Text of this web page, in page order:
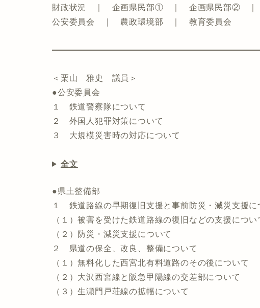
財政状況 ｜ 企画県民部① ｜ 企画県民部② ｜
公安委員会 ｜ 農政環境部 ｜ 教育委員会
＜栗山 雅史 議員＞
●公安委員会
１ 鉄道警察隊について
２ 外国人犯罪対策について
３ 大規模災害時の対応について
全文
●県土整備部
１ 鉄道路線の早期復旧支援と事前防災・減災支援に
（１）被害を受けた鉄道路線の復旧などの支援につい
（２）防災・減災支援について
２ 県道の保全、改良、整備について
（１）無料化した西宮北有料道路のその後について
（２）大沢西宮線と阪急甲陽線の交差部について
（３）生瀬門戸荘線の拡幅について